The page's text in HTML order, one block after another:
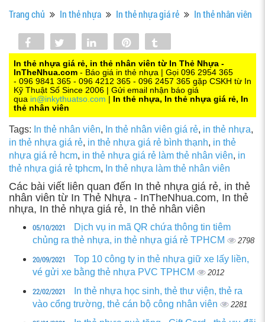
Trang chủ In thẻ nhựa In thẻ nhựa giá rẻ In thẻ nhân viên
Share Tweet Share
0
In thẻ nhựa giá rẻ, in thẻ nhân viên từ In Thẻ Nhựa -
InTheNhua.com - Báo giá in thẻ nhựa | Gọi 096 2954 365
- 096 9841 365 - 096 4212 365 - 096 2457 365 gặp CSKH từ In
Kỹ Thuật Số Since 2006 | Gửi email nhận báo giá
qua in@inkythuatso.com | In thẻ nhựa, In thẻ nhựa giá rẻ, In
thẻ nhân viên
Tags: In thẻ nhân viên, In thẻ nhân viên giá rẻ, in thẻ nhựa,
in thẻ nhựa giá rẻ, in thẻ nhựa giá rẻ bình thạnh, in thẻ
nhựa giá rẻ hcm, in thẻ nhựa giá rẻ làm thẻ nhân viên, in
thẻ nhựa giá rẻ tphcm, In thẻ nhựa làm thẻ nhân viên
Các bài viết liên quan đến In thẻ nhựa giá rẻ, in thẻ
nhân viên từ In Thẻ Nhựa - InTheNhua.com, In thẻ
nhựa, In thẻ nhựa giá rẻ, In thẻ nhân viên
05/10/2021
Dịch vụ in mã QR chứa thông tin tiêm
chủng ra thẻ nhựa, in thẻ nhựa giá rẻ TPHCM
2798
20/09/2021
Top 10 công ty in thẻ nhựa giữ xe lấy liền,
vé gửi xe bằng thẻ nhựa PVC TPHCM
2012
22/02/2021
In thẻ nhựa học sinh, thẻ thư viện, thẻ ra
vào cổng trường, thẻ cán bộ công nhân viên
2281